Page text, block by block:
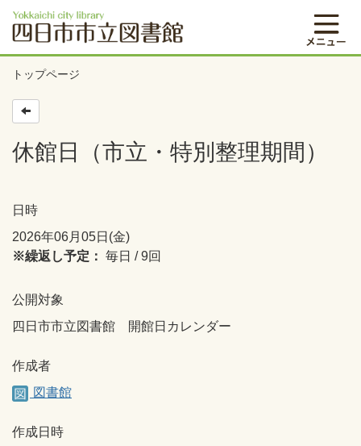
トップページ
休館日（市立・特別整理期間）
日時
2026年06月05日(金)
※繰返し予定： 毎日 / 9回
公開対象
四日市市立図書館 開館日カレンダー
作成者
図書館
作成日時